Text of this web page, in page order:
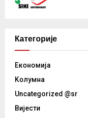
Категорије
Eкономија
Kолумнa
Uncategorized @sr
Вијести